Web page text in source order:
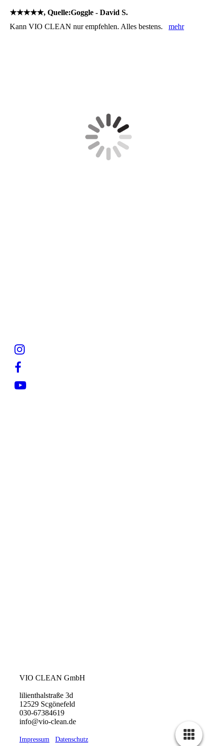
★★★★★, Quelle:Goggle - David S.
Kann VIO CLEAN nur empfehlen. Alles bestens. mehr
VIO CLEAN GmbH
lilienthalstraße 3d
12529 Scgönefeld
030-67384619
info@vio-clean.de
Impressum Datenschutz